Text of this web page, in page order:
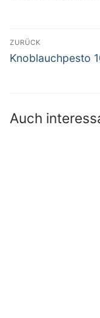
Beitrags-
Navigation
ZURÜCK
Vorheriger
Knoblauchpesto
Auch